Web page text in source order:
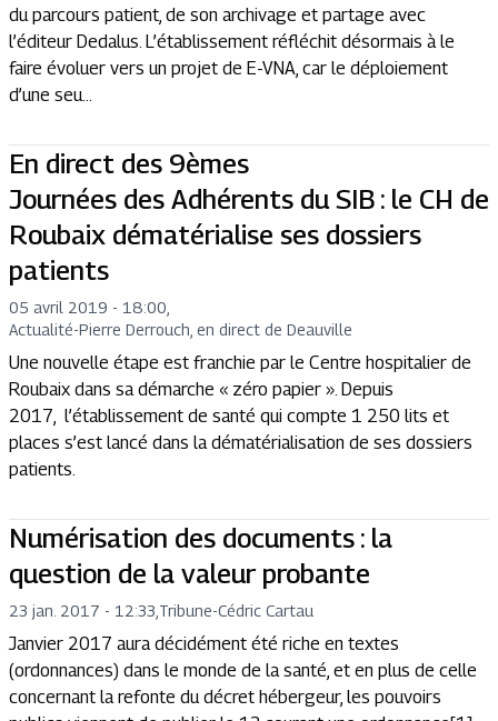
du parcours patient, de son archivage et partage avec
l’éditeur Dedalus. L’établissement réfléchit désormais à le
faire évoluer vers un projet de E-VNA, car le déploiement
d’une seu...
En direct des 9èmes
Journées des Adhérents du SIB : le CH de
Roubaix dématérialise ses dossiers
patients
05 avril 2019 - 18:00
Actualité-Pierre Derrouch, en direct de Deauville
Une nouvelle étape est franchie par le Centre hospitalier de
Roubaix dans sa démarche « zéro papier ». Depuis
2017, l’établissement de santé qui compte 1 250 lits et
places s’est lancé dans la dématérialisation de ses dossiers
patients.
Numérisation des documents : la
question de la valeur probante
23 jan. 2017 - 12:33 Tribune-Cédric Cartau
Janvier 2017 aura décidément été riche en textes
(ordonnances) dans le monde de la santé, et en plus de celle
concernant la refonte du décret hébergeur, les pouvoirs